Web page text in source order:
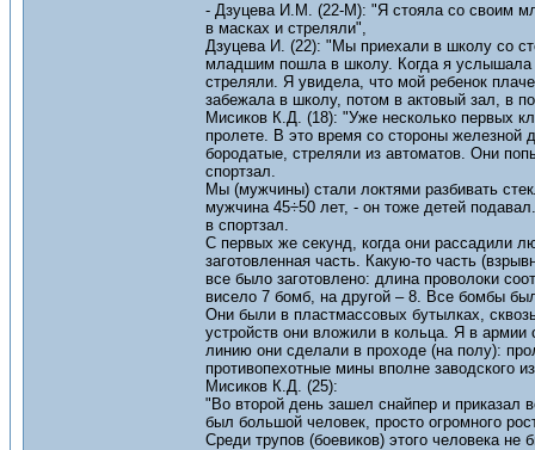
- Дзуцева И.М. (22-М): "Я стояла со своим
в масках и стреляли",
Дзуцева И. (22): "Мы приехали в школу со
младшим пошла в школу. Когда я услышала
стреляли. Я увидела, что мой ребенок
забежала в школу, потом в актовый зал, в
Мисиков К.Д. (18): "Уже несколько первых
пролете. В это время со стороны железной
бородатые, стреляли из автоматов. Они
спортзал.
Мы (мужчины) стали локтями разбивать
мужчина 45÷50 лет, - он тоже детей
в спортзал.
С первых же секунд, когда они рассадили
заготовленная часть. Какую-то часть
все было заготовлено: длина проволоки
висело 7 бомб, на другой – 8. Все бомбы
Они были в пластмассовых бутылках,
устройств они вложили в кольца. Я в
линию они сделали в проходе (на полу):
противопехотные мины вполне заводского
Мисиков К.Д. (25):
"Во второй день зашел снайпер и приказал
был большой человек, просто огромного
Среди трупов (боевиков) этого человека не